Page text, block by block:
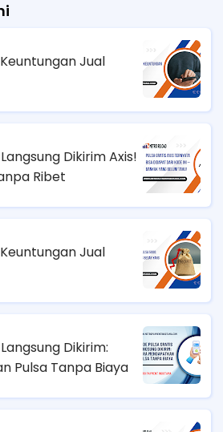
Jual
Dikirim Axis!
Ribet
Jual
Dikirim:
Pulsa Tanpa Biaya